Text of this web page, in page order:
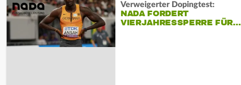
Verweigerter Dopingtest:
NADA FORDERT
VIERJAHRESSPERRE FÜR…